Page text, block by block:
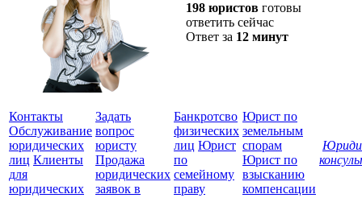
198 юристов готовы
ответить сейчас
Ответ за 12 минут
Контакты
Обслуживание
юридических
лиц Клиенты
для
юридических
Задать
вопрос
юристу
Продажа
юридических
заявок в
Банкротсво
физических
лиц Юрист
по
семейному
праву
Юрист по
земельным
спорам
Юрист по
взысканию
компенсации